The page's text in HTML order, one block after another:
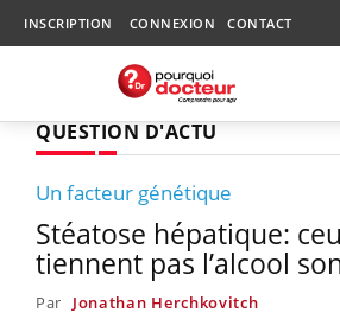
INSCRIPTION CONNEXION CONTACT
QUESTION D'ACTU
Un facteur génétique
Stéatose hépatique:
tiennent pas l’alcool
Par Jonathan Herchkovitch